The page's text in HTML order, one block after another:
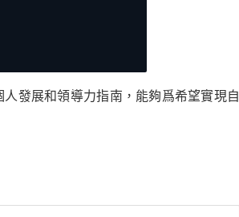
發展和領導力指南，能夠爲希望實現自